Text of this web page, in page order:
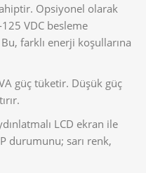
Opsiyonel olarak
VDC besleme
farklı enerji koşullarına
güç tüketir. Düşük güç
LCD ekran ile
durumunu; sarı renk,